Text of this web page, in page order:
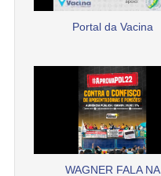
Portal da Vacina
WAGNER FALA NA